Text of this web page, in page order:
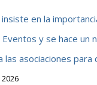
insiste en la
y se hace un
las asociaciones para